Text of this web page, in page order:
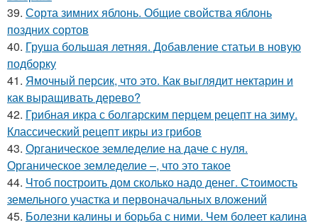
39. Сорта зимних яблонь. Общие свойства яблонь
поздних сортов
40. Груша большая летняя. Добавление статьи в новую
подборку
41. Ямочный персик, что это. Как выглядит нектарин и
как выращивать дерево?
42. Грибная икра с болгарским перцем рецепт на зиму.
Классический рецепт икры из грибов
43. Органическое земледелие на даче с нуля.
Органическое земледелие –, что это такое
44. Чтоб построить дом сколько надо денег. Стоимость
земельного участка и первоначальных вложений
45. Болезни калины и борьба с ними. Чем болеет калина